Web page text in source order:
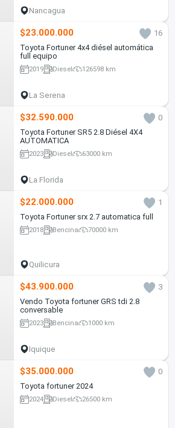
Nancagua
$23.000.000
16
Toyota Fortuner 4x4 diésel automática
full equipo
2019 Diesel 126598 km
La Serena
$32.590.000
0
Toyota Fortuner SR5 2.8 Diésel 4X4
AUTOMATICA
2023 Diesel 63000 km
La Florida
$22.000.000
1
Toyota Fortuner srx 2.7 automatica full
2018 Bencina 70000 km
Quilicura
$43.900.000
3
Vendo Toyota fortuner GRS tdi 2.8
conversable
2023 Bencina 1000 km
Iquique
$35.000.000
0
Toyota fortuner 2024
2024 Diesel 26500 km